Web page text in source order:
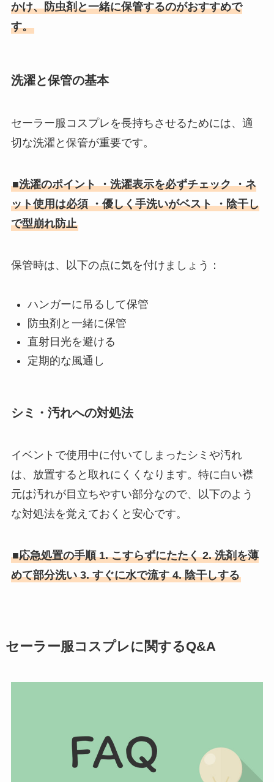
かけ、防虫剤と一緒に保管するのがおすすめで
す。
洗濯と保管の基本
セーラー服コスプレを長持ちさせるためには、適
切な洗濯と保管が重要です。
■洗濯のポイント ・洗濯表示を必ずチェック ・ネ
ット使用は必須 ・優しく手洗いがベスト ・陰干し
で型崩れ防止
保管時は、以下の点に気を付けましょう：
ハンガーに吊るして保管
防虫剤と一緒に保管
直射日光を避ける
定期的な風通し
シミ・汚れへの対処法
イベントで使用中に付いてしまったシミや汚れ
は、放置すると取れにくくなります。特に白い襟
元は汚れが目立ちやすい部分なので、以下のよう
な対処法を覚えておくと安心です。
■応急処置の手順 1. こすらずにたたく 2. 洗剤を薄
めて部分洗い 3. すぐに水で流す 4. 陰干しする
セーラー服コスプレに関するQ&A